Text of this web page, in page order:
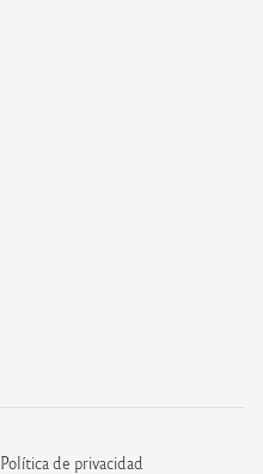
Política de privacidad